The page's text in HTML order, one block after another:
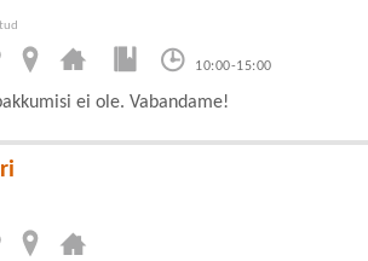
10:00-15:00
ei ole. Vabandame!